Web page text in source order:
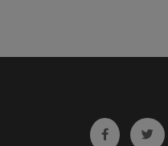
Ir a Ir